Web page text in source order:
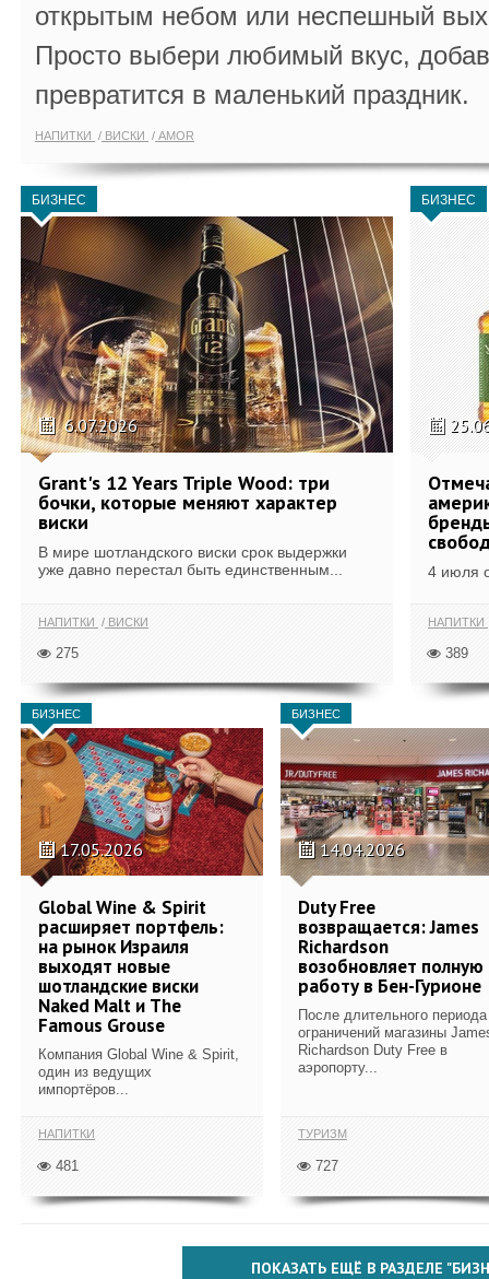
открытым небом или неспешный
Просто выбери любимый вкус,
превратится в маленький праздник.
НАПИТКИ ВИСКИ AMOR
БИЗНЕС
6.07.2026
Grant's 12 Years Triple Wood: три
бочки, которые меняют характер
виски
В мире шотландского виски срок выдержки
уже давно перестал быть единственным...
НАПИТКИ ВИСКИ
275
БИЗНЕС
4 июля
НАПИТКИ
389
БИЗНЕС
17.05.2026
Global Wine & Spirit
расширяет портфель:
на рынок Израиля
выходят новые
шотландские виски
Naked Malt и The
Famous Grouse
Компания Global Wine & Spirit,
один из ведущих
импортёров...
НАПИТКИ
481
БИЗНЕС
14.04.2026
Duty Free
возвращается: James
Richardson
возобновляет полную
работу в Бен-Гурионе
После длительного периода
ограничений магазины
Richardson Duty Free в
аэропорту...
ТУРИЗМ
727
ПОКАЗАТЬ ЕЩЁ В РАЗДЕЛЕ